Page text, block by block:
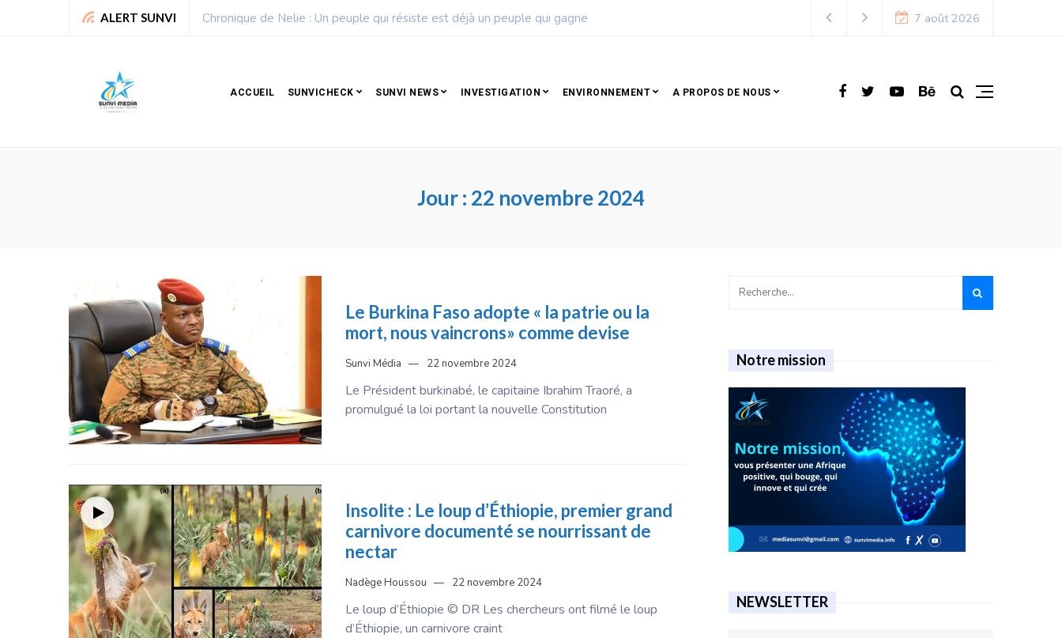
ALERT SUNVI Chronique de Nelie : Un peuple qui résiste est déjà un peuple qui gagne 7 août 2026
ACCUEIL SUNVICHECK SUNVI NEWS INVESTIGATION ENVIRONNEMENT A PROPOS DE NOUS
Jour : 22 novembre 2024
Le Burkina Faso adopte « la patrie ou la
mort, nous vaincrons» comme devise
Sunvi Média 22 novembre 2024
Le Président burkinabé, le capitaine Ibrahim Traoré, a
promulgué la loi portant la nouvelle Constitution
Insolite : Le loup d’Éthiopie, premier grand
carnivore documenté se nourrissant de
nectar
Nadège Houssou 22 novembre 2024
Le loup d’Éthiopie © DR Les chercheurs ont filmé le loup
d’Éthiopie, un carnivore craint
Notre mission
NEWSLETTER